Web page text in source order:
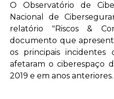
O Observatório de
Nacional de
relatório "Riscos &
documento que
os principais incidentes
afetaram o ciberespaço
2019 e em anos anteriores.